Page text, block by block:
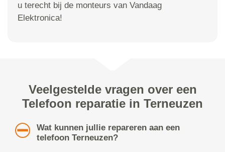
u terecht bij de monteurs van Vandaag
Elektronica!
Veelgestelde vragen over een
Telefoon reparatie in Terneuzen
Wat kunnen jullie repareren aan een
telefoon Terneuzen?